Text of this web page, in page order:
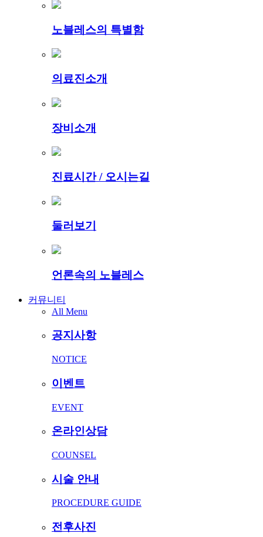
노블레스의 특별함
의료진소개
장비소개
진료시간 / 오시는길
둘러보기
언론속의 노블레스
커뮤니티
All Menu
공지사항
NOTICE
이벤트
EVENT
온라인상담
COUNSEL
시술 안내
PROCEDURE GUIDE
전후사진